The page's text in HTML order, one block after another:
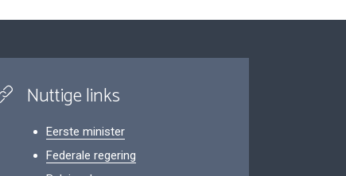
Nuttige links
Eerste minister
Federale regering